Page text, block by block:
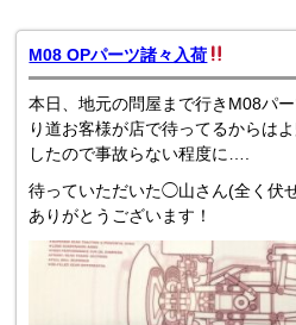
M08 OPパーツ諸々入荷
本日、地元の問屋まで行きM08パ
り道お客様が店で待ってるからは
したので事故らない程度に….
待っていただいた◯山さん(全く伏
ありがとうございます！